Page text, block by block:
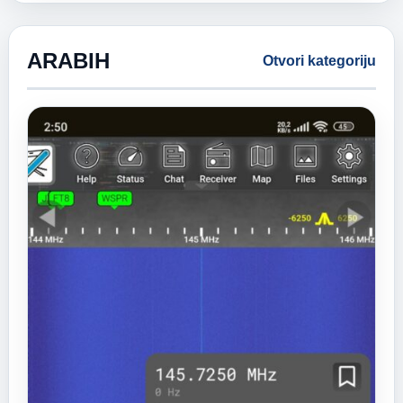
ARABIH Otvori kategoriju